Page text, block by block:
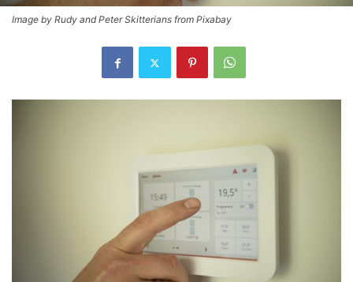
Image by Rudy and Peter Skitterians from Pixabay